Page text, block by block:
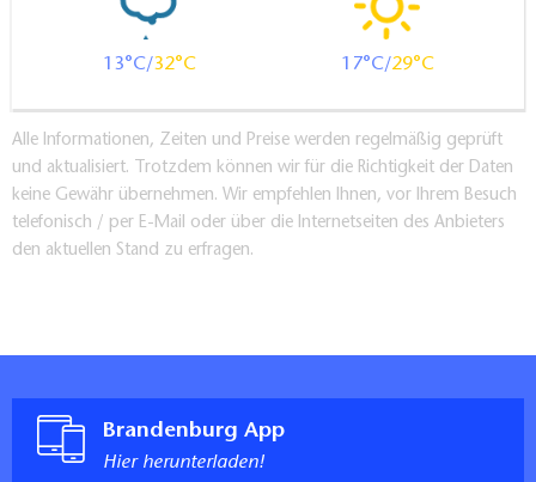
13 32 17 29
Alle Informationen, Zeiten und Preise werden regelmäßig geprüft
und aktualisiert. Trotzdem können wir für die Richtigkeit der Daten
keine Gewähr übernehmen. Wir empfehlen Ihnen, vor Ihrem Besuch
telefonisch / per E-Mail oder über die Internetseiten des Anbieters
den aktuellen Stand zu erfragen.
Brandenburg App
Hier herunterladen!